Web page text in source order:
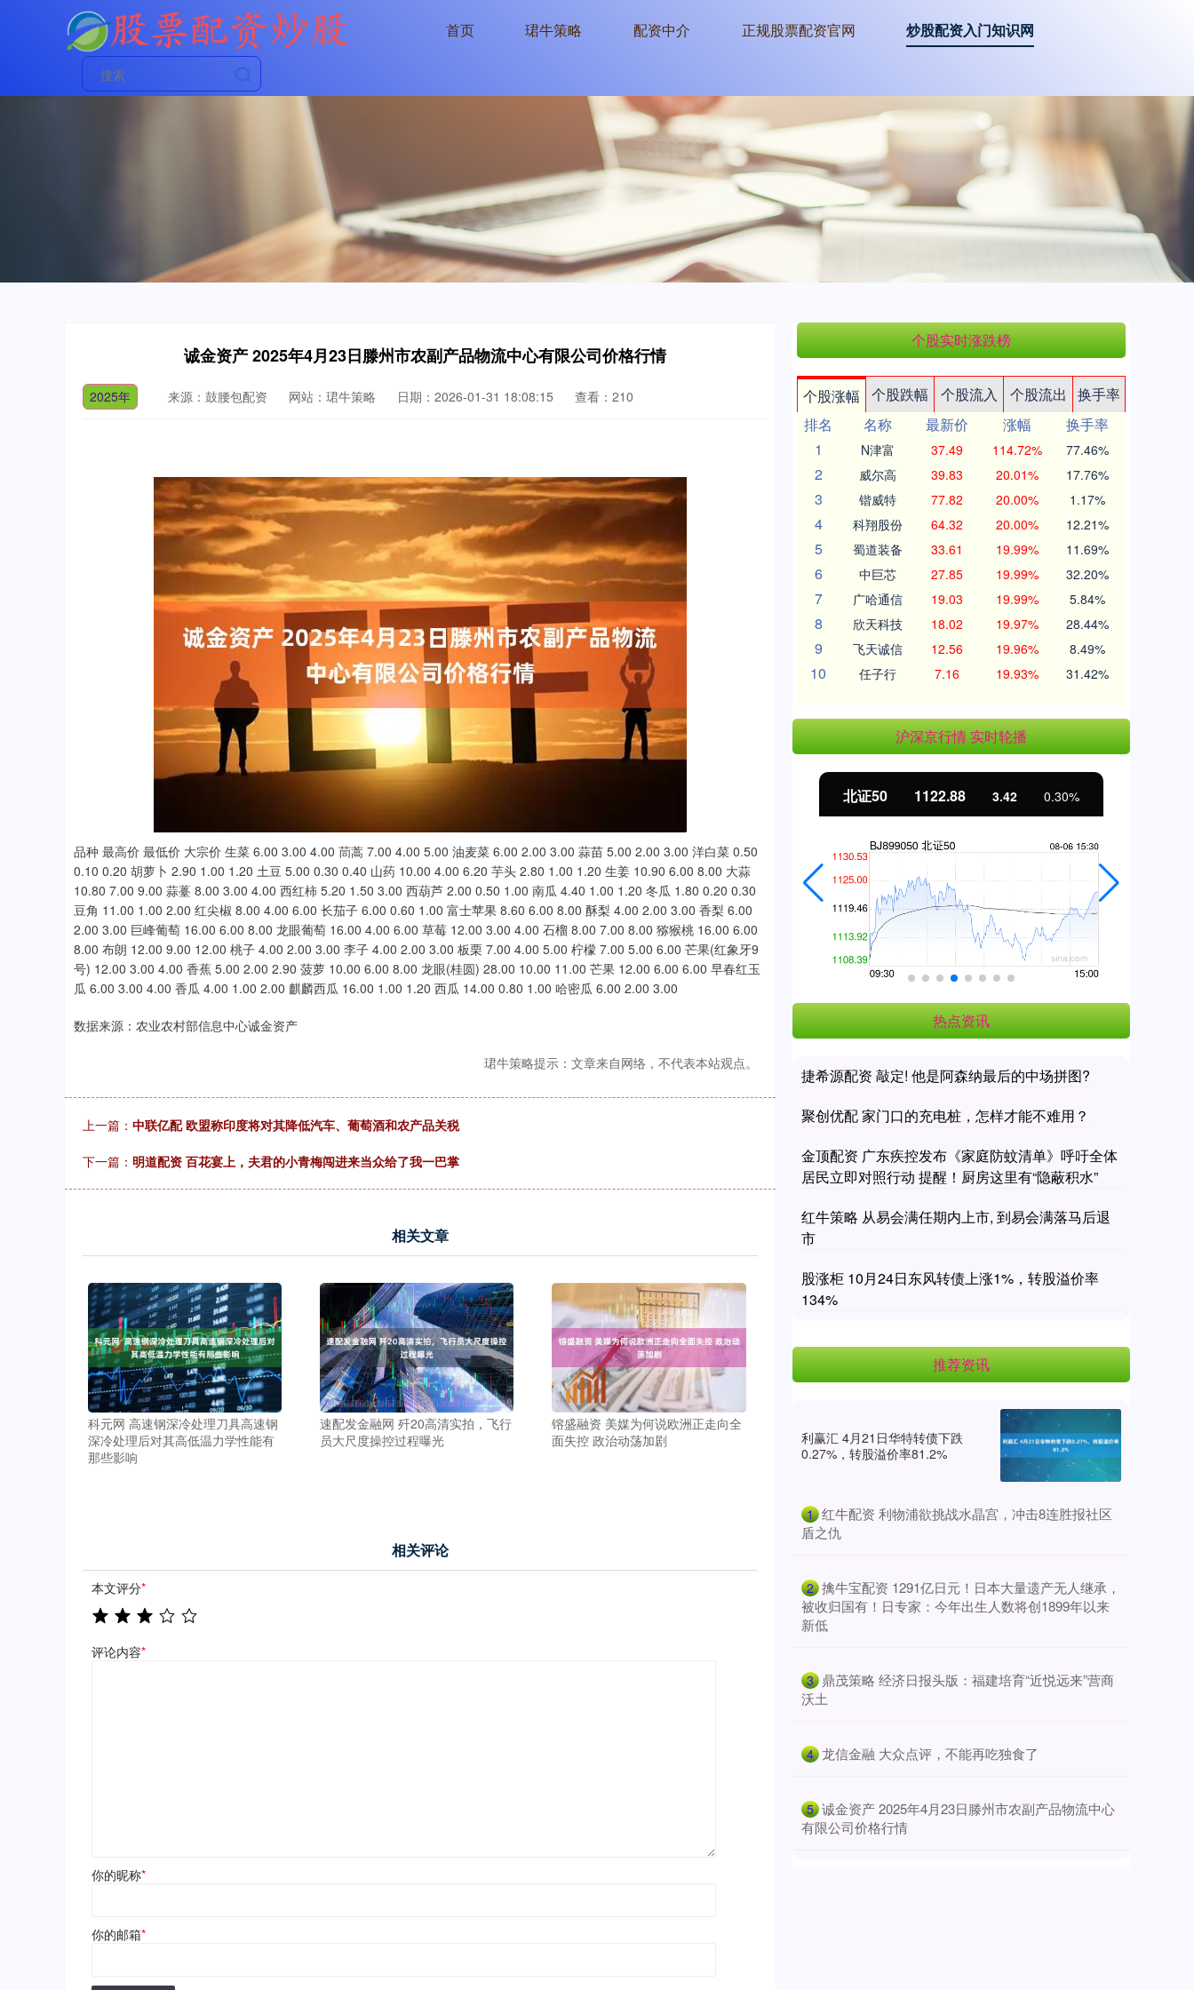
首页 珺牛策略 配资中介 正规股票配资官网 炒股配资入门知识网
诚金资产 2025年4月23日滕州市农副产品物流中心有限公司价格行情
2025年 来源：鼓腰包配资 网站：珺牛策略 日期：2026-01-31 18:08:15 查看：210
品种 最高价 最低价 大宗价 生菜 6.00 3.00 4.00 茼蒿 7.00 4.00 5.00 油麦菜 6.00 2.00 3.00 蒜苗 5.00 2.00 3.00 洋白菜 0.50
0.10 0.20 胡萝卜 2.90 1.00 1.20 土豆 5.00 0.30 0.40 山药 10.00 4.00 6.20 芋头 2.80 1.00 1.20 生姜 10.90 6.00 8.00 大蒜
10.80 7.00 9.00 蒜薹 8.00 3.00 4.00 西红柿 5.20 1.50 3.00 西葫芦 2.00 0.50 1.00 南瓜 4.40 1.00 1.20 冬瓜 1.80 0.20 0.30
豆角 11.00 1.00 2.00 红尖椒 8.00 4.00 6.00 长茄子 6.00 0.60 1.00 富士苹果 8.60 6.00 8.00 酥梨 4.00 2.00 3.00 香梨 6.00
2.00 3.00 巨峰葡萄 16.00 6.00 8.00 龙眼葡萄 16.00 4.00 6.00 草莓 12.00 3.00 4.00 石榴 8.00 7.00 8.00 猕猴桃 16.00 6.00
8.00 布朗 12.00 9.00 12.00 桃子 4.00 2.00 3.00 李子 4.00 2.00 3.00 板栗 7.00 4.00 5.00 柠檬 7.00 5.00 6.00 芒果(红象牙9
号) 12.00 3.00 4.00 香蕉 5.00 2.00 2.90 菠萝 10.00 6.00 8.00 龙眼(桂圆) 28.00 10.00 11.00 芒果 12.00 6.00 6.00 早春红玉
瓜 6.00 3.00 4.00 香瓜 4.00 1.00 2.00 麒麟西瓜 16.00 1.00 1.20 西瓜 14.00 0.80 1.00 哈密瓜 6.00 2.00 3.00
数据来源：农业农村部信息中心诚金资产
珺牛策略提示：文章来自网络，不代表本站观点。
上一篇： 中联亿配 欧盟称印度将对其降低汽车、葡萄酒和农产品关税
下一篇： 明道配资 百花宴上，夫君的小青梅闯进来当众给了我一巴掌
相关文章
科元网 高速钢深冷处理刀具高速钢
深冷处理后对其高低温力学性能有
那些影响
速配发金融网 歼20高清实拍，飞行
员大尺度操控过程曝光
镕盛融资 美媒为何说欧洲正走向全
面失控 政治动荡加剧
相关评论
本文评分*
评论内容*
你的昵称*
你的邮箱*
个股实时涨跌榜
个股涨幅 个股跌幅 个股流入 个股流出
换手率
排名
名称 最新价 涨幅
换手率
1
N津富 37.49 114.72% 77.46%
2 威尔高 39.83 20.01% 17.76%
3 锴威特 77.82 20.00% 1.17%
4 科翔股份 64.32 20.00% 12.21%
5 蜀道装备 33.61 19.99% 11.69%
6 中巨芯 27.85 19.99% 32.20%
7 广哈通信 19.03 19.99% 5.84%
8 欣天科技 18.02 19.97% 28.44%
9 飞天诚信 12.56 19.96% 8.49%
10 任子行 7.16 19.93% 31.42%
沪深京行情 实时轮播
-0.24% 北证50 1122.88 3.42 0.30%
热点资讯
捷希源配资 敲定! 他是阿森纳最后的中场拼图?
聚创优配 家门口的充电桩，怎样才能不难用？
金顶配资 广东疾控发布《家庭防蚊清单》呼吁全体
居民立即对照行动 提醒！厨房这里有“隐蔽积水”
红牛策略 从易会满任期内上市, 到易会满落马后退
市
股涨柜 10月24日东风转债上涨1%，转股溢价率
134%
推荐资讯
利赢汇 4月21日华特转债下跌
0.27%，转股溢价率81.2%
1 ​红牛配资 利物浦欲挑战水晶宫，冲击8连胜报社区
盾之仇
2 ​擒牛宝配资 1291亿日元！日本大量遗产无人继承，
被收归国有！日专家：今年出生人数将创1899年以来
新低
3 ​鼎茂策略 经济日报头版：福建培育“近悦远来”营商
沃土
4 ​龙信金融 大众点评，不能再吃独食了
5 ​诚金资产 2025年4月23日滕州市农副产品物流中心
有限公司价格行情